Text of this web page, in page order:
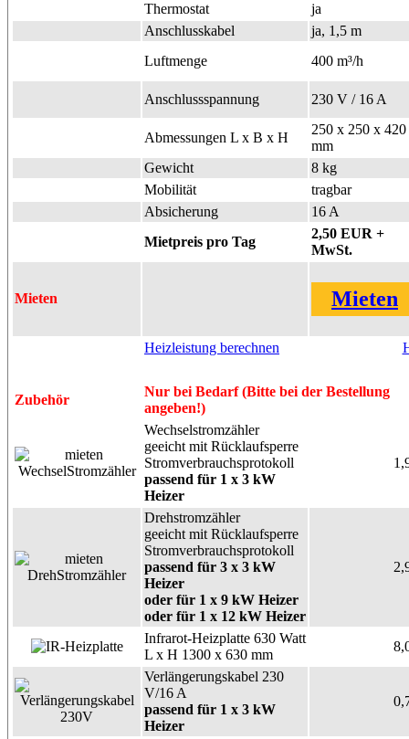
Thermostat
ja
Anschlusskabel
ja, 1,5 m
Luftmenge
400 m³/h
Anschlussspannung 230 V / 16 A
Abmessungen L x B x H
250 x 250 x 420
mm
Gewicht
8 kg
Mobilität
tragbar
Absicherung
16 A
Mietpreis pro Tag
2,50 EUR +
MwSt.
Mieten Mieten
Heizleistung berechnen
Zubehör
Nur bei Bedarf (Bitte bei der Bestellung
angeben!)
Wechselstromzähler
geeicht mit Rücklaufsperre
Stromverbrauchsprotokoll
passend für 1 x 3 kW
Heizer
Drehstromzähler
geeicht mit Rücklaufsperre
Stromverbrauchsprotokoll
passend für 3 x 3 kW
Heizer
oder für 1 x 9 kW Heizer
oder für 1 x 12 kW Heizer
Infrarot-Heizplatte 630 Watt
L x H 1300 x 630 mm
Verlängerungskabel 230
V/16 A
passend für 1 x 3 kW
Heizer